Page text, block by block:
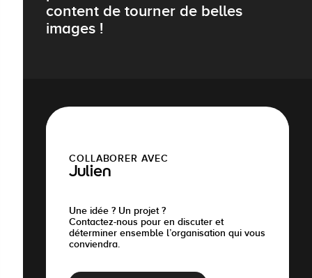
content de tourner de belles
images !
COLLABORER AVEC
Julien
Une idée ? Un projet ?
Contactez-nous pour en discuter et
déterminer ensemble l’organisation qui vous
conviendra.